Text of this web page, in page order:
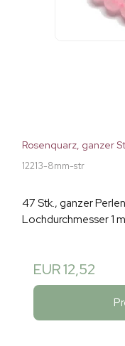
Rosenquarz, ganzer
12213-8mm-str
47 Stk., ganzer
Lochdurchmesser 1
EUR 12,52